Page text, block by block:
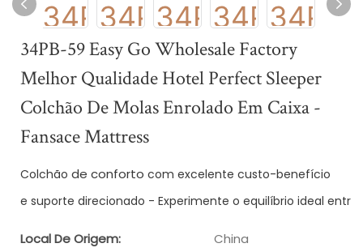
34PB-59 Easy Go Wholesale Factory
Melhor Qualidade Hotel Perfect Sleeper
Colchão De Molas Enrolado Em Caixa -
Fansace Mattress
Colchão de conforto com excelente custo-benefício
e suporte direcionado - Experimente o equilíbrio ideal
Local De Origem: China